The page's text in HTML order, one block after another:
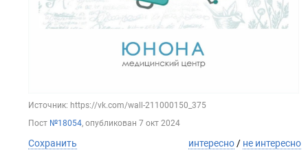
Источник: https://vk.com/wall-211000150_375
Пост №18054, опубликован 7 окт 2024
Сохранить интересно/ не интересно